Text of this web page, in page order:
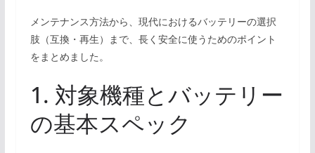
メンテナンス方法から、現代におけるバッテリーの選択
肢（互換・再生）まで、長く安全に使うためのポイント
をまとめました。
1. 対象機種とバッテリー
の基本スペック